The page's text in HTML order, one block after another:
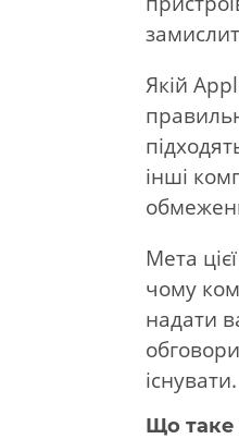
Якій
інші
Мета
чому
надати
існувати.
Що таке